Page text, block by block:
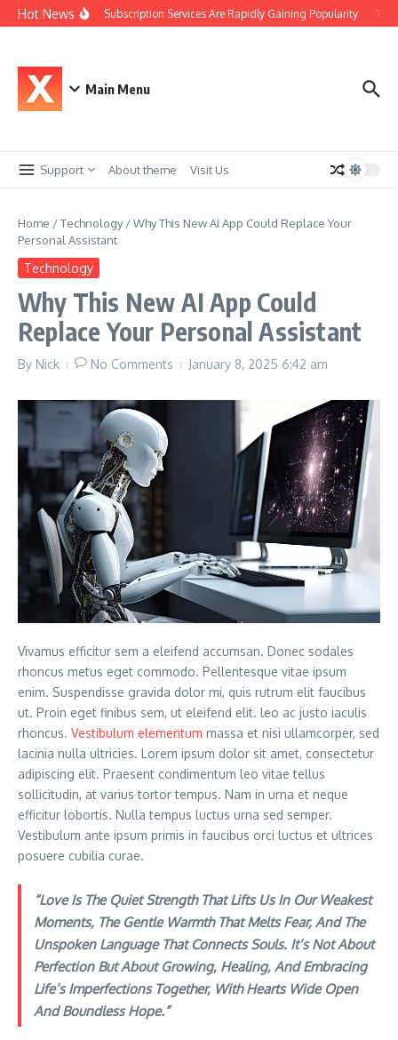
Skip to content
Hot NewsWhy Car Subscription Services Are Rapidly Gaining Popularity The
Main Menu
Support About theme Visit Us
Home /Technology/Why This New AI App Could Replace Your
Personal Assistant
Technology
Why This New AI App Could
Replace Your Personal Assistant
By Nick No Comments January 8, 2025 6:42 am
Vivamus efficitur sem a eleifend accumsan. Donec sodales
rhoncus metus eget commodo. Pellentesque vitae ipsum
enim. Suspendisse gravida dolor mi, quis rutrum elit faucibus
ut. Proin eget finibus sem, ut eleifend elit. leo ac justo iaculis
rhoncus. Vestibulum elementum massa et nisi ullamcorper, sed
lacinia nulla ultricies. Lorem ipsum dolor sit amet, consectetur
adipiscing elit. Praesent condimentum leo vitae tellus
sollicitudin, at varius tortor tempus. Nam in urna et neque
efficitur lobortis. Nulla tempus luctus urna sed semper.
Vestibulum ante ipsum primis in faucibus orci luctus et ultrices
posuere cubilia curae.
“Love Is The Quiet Strength That Lifts Us In Our Weakest
Moments, The Gentle Warmth That Melts Fear, And The
Unspoken Language That Connects Souls. It’s Not About
Perfection But About Growing, Healing, And Embracing
Life’s Imperfections Together, With Hearts Wide Open
And Boundless Hope.”